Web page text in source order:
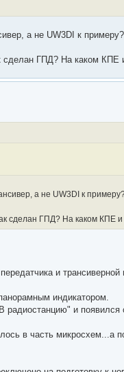
а не UW3DI к
ГПД? На каком КПЕ
а не UW3DI к
сделан ГПД? На каком КПЕ и
и трансиверной
индикатором.
и появился
в часть микросхем...а